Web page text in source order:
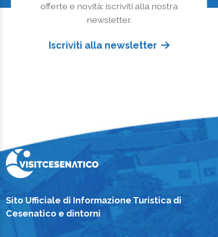
offerte e novità: iscriviti alla nostra
newsletter.
Iscriviti alla newsletter
Sito Ufficiale di Informazione Turistica di
Cesenatico e dintorni